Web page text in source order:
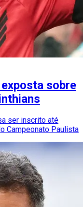
sobre
ser inscrito até
Campeonato Paulista